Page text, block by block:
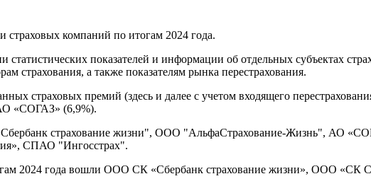
страховых компаний по итогам 2024 года.
статистических показателей и информации об отдельных субъектах
страхования, а также показателям рынка перестрахования.
страховых премий (здесь и далее с учетом входящего
«СОГАЗ» (6,9%).
страхование жизни", ООО "АльфаСтрахование-Жизнь", АО
СПАО "Ингосстрах".
2024 года вошли ООО СК «Сбербанк страхование жизни», ООО